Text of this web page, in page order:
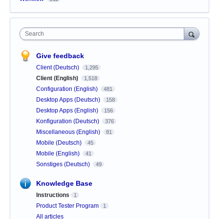
Search
Give feedback
Client (Deutsch) 1,295
Client (English) 1,518
Configuration (English) 481
Desktop Apps (Deutsch) 158
Desktop Apps (English) 156
Konfiguration (Deutsch) 376
Miscellaneous (English) 81
Mobile (Deutsch) 45
Mobile (English) 41
Sonstiges (Deutsch) 49
Knowledge Base
Instructions 1
Product Tester Program 1
All articles